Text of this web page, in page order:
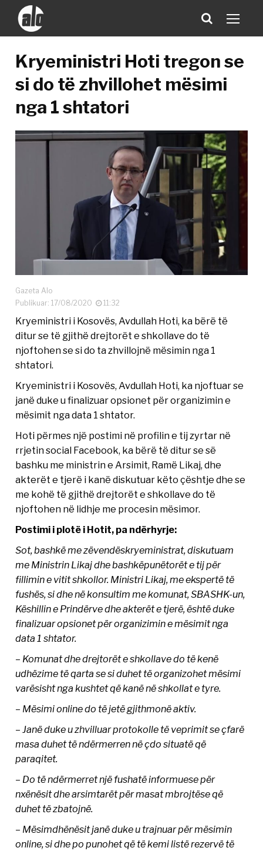
Kryeministri Hoti tregon se
si do të zhvillohet mësimi
nga 1 shtatori
Gazeta Alo
Publikuar: 17/08/2020
11:32
Kryeministri i Kosovës, Avdullah Hoti, ka bërë të
ditur se të gjithë drejtorët e shkollave do të
njoftohen se si do ta zhvillojnë mësimin nga 1
shtatori.
Kryeministri i Kosovës, Avdullah Hoti, ka njoftuar se
janë duke u finalizuar opsionet për organizimin e
mësimit nga data 1 shtator.
Hoti përmes një postimi në profilin e tij zyrtar në
rrjetin social Facebook, ka bërë të ditur se së
bashku me ministrin e Arsimit, Ramë Likaj, dhe
akterët e tjerë i kanë diskutuar këto çështje dhe se
me kohë të gjithë drejtorët e shkollave do të
njoftohen në lidhje me procesin mësimor.
Postimi i plotë i Hotit, pa ndërhyrje:
Sot, bashkë me zëvendëskryeministrat, diskutuam
me Ministrin Likaj dhe bashkëpunëtorët e tij për
fillimin e vitit shkollor. Ministri Likaj, me ekspertë të
fushës, si dhe në konsultim me komunat, SBASHK-un,
Këshillin e Prindërve dhe akterët e tjerë, është duke
finalizuar opsionet për organizimin e mësimit nga
data 1 shtator.
– Komunat dhe drejtorët e shkollave do të kenë
udhëzime të qarta se si duhet të organizohet mësimi
varësisht nga kushtet që kanë në shkollat e tyre.
– Mësimi online do të jetë gjithmonë aktiv.
– Janë duke u zhvilluar protokolle të veprimit se çfarë
masa duhet të ndërmerren në çdo situatë që
paraqitet.
– Do të ndërmerret një fushatë informuese për
nxënësit dhe arsimtarët për masat mbrojtëse që
duhet të zbatojnë.
– Mësimdhënësit janë duke u trajnuar për mësimin
online, si dhe po punohet që të kemi listë rezervë të